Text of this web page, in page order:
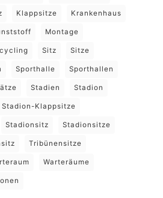
Klappsitze Krankenhaus
Montage
Sitz Sitze
Sporthalle Sporthallen
Stadien Stadion
Stadion-Klappsitze
Stadionsitz Stadionsitze
Tribünensitze
Warteräume